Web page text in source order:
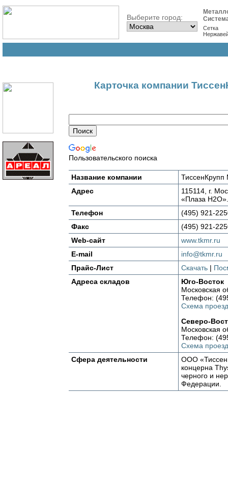
Выберите город:
Сетка
Карточка компании
Пользовательского поиска
Название компании
ТиссенКрупп
Адрес
115114, г.
«Плаза Н2О».
Телефон
(495) 921-
Факс
(495) 921-
Web-сайт
www.tkmr.ru
E-mail
info@tkmr.ru
Прайс-Лист
Скачать |
Адреса складов
Юго-Восток
Московская
Телефон:
Схема
Северо-
Московская
Телефон:
Схема
Сфера деятельности
ООО
концерна
черного и
Федерации.